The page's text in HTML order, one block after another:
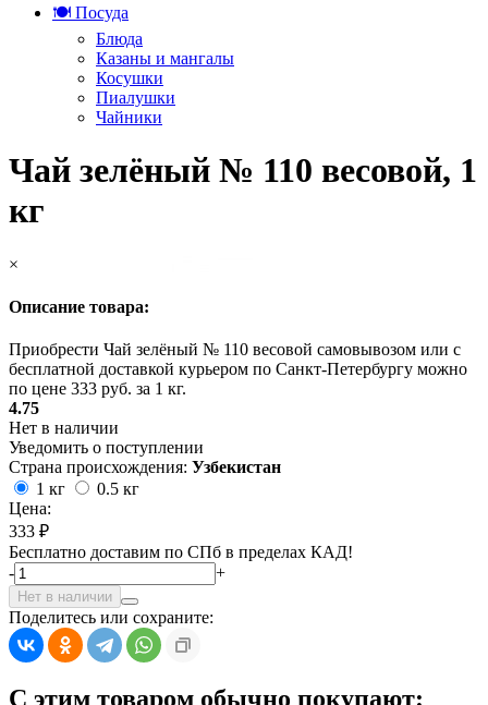
🍽️ Посуда
Блюда
Казаны и мангалы
Косушки
Пиалушки
Чайники
Чай зелёный № 110 весовой, 1
кг
×
Описание товара:
Приобрести Чай зелёный № 110 весовой самовывозом или с
бесплатной доставкой курьером по Санкт-Петербургу можно
по цене 333 руб. за 1 кг.
4.75
Нет в наличии
Уведомить о поступлении
Страна происхождения: Узбекистан
1 кг
0.5 кг
Цена:
333 ₽
Бесплатно доставим по СПб в пределах КАД!
-
+
Нет в наличии
Поделитесь или сохраните:
С этим товаром обычно покупают: